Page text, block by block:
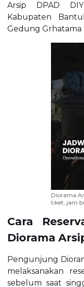
Arsip DPAD
Kabupaten
Gedung Grhatama
Diorama
tiket, jam
Cara
Diorama
Pengunjung
melaksanakan
sebelum saat